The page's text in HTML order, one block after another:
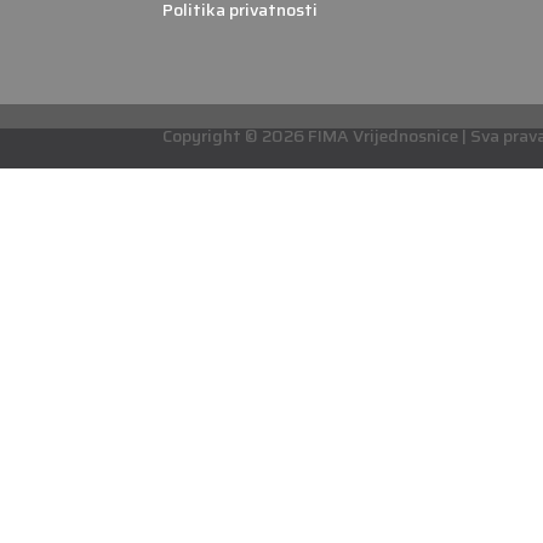
Politika privatnosti
Copyright © 2026 FIMA Vrijednosnice | Sva